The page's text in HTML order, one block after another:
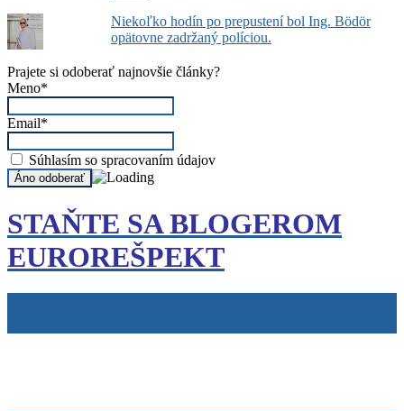
Niekoľko hodín po prepustení bol Ing. Bödör
opätovne zadržaný políciou.
Prajete si odoberať najnovšie články?
Meno*
Email*
Súhlasím so spracovaním údajov
STAŇTE SA BLOGEROM
EUROREŠPEKT